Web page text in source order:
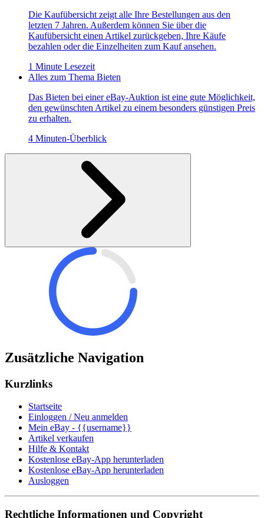
Die Kaufübersicht zeigt alle Ihre Bestellungen aus den
letzten 7 Jahren. Außerdem können Sie über die
Kaufübersicht einen Artikel zurückgeben, Ihre Käufe
bezahlen oder die Einzelheiten zum Kauf ansehen.
1 Minute Lesezeit
Alles zum Thema Bieten
Das Bieten bei einer eBay-Auktion ist eine gute Möglichkeit,
den gewünschten Artikel zu einem besonders günstigen Preis
zu erhalten.
4 Minuten-Überblick
Zusätzliche Navigation
Kurzlinks
Startseite
Einloggen / Neu anmelden
Mein eBay - {{username}}
Artikel verkaufen
Hilfe & Kontakt
Kostenlose eBay-App herunterladen
Kostenlose eBay-App herunterladen
Ausloggen
Rechtliche Informationen und Copyright